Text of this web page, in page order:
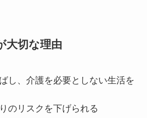
大切な理由
し、介護を必要としない生活を
のリスクを下げられる